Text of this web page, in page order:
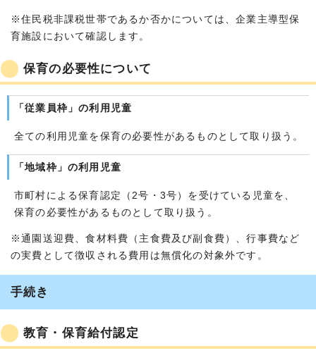
※住民税非課税世帯であるか否かについては、企業主導型保
育施設において確認します。
保育の必要性について
「従業員枠」の利用児童
全ての利用児童を保育の必要性があるものとして取り扱う。
「地域枠」の利用児童
市町村による保育認定（2号・3号）を受けている児童を、
保育の必要性があるものとして取り扱う。
※通園送迎費、食材料費（主食費及び副食費）、行事費など
の実費として徴収される費用は無償化の対象外です。
手続き
教育・保育給付認定